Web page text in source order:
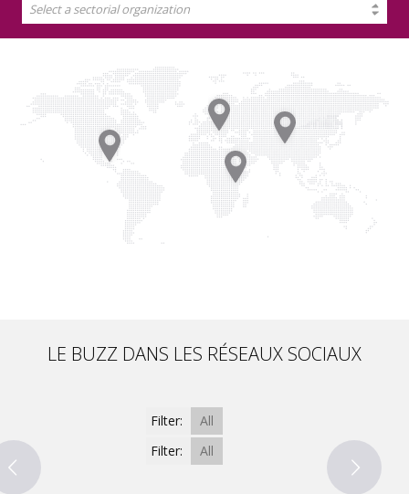
Select a sectorial organization
LE BUZZ DANS LES RÉSEAUX SOCIAUX
Filter:
All
Filter:
All